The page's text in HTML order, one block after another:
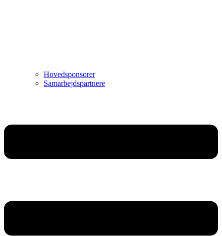
Hovedsponsorer
Samarbejdspartnere